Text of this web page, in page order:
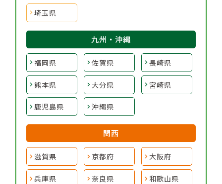
埼玉県
九州・沖縄
福岡県 佐賀県 長崎県
熊本県 大分県 宮崎県
鹿児島県 沖縄県
関西
滋賀県 京都府 大阪府
兵庫県 奈良県 和歌山県